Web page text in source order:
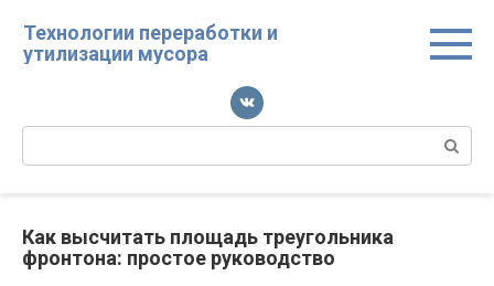
контенту
Технологии переработки и
утилизации мусора
Поиск:
Как высчитать площадь треугольника
фронтона: простое руководство